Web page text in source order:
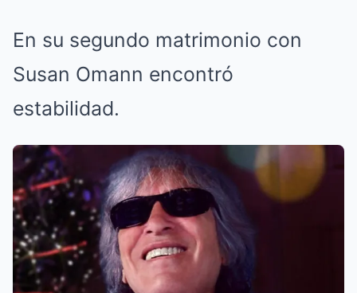
En su segundo matrimonio con
Susan Omann encontró
estabilidad.